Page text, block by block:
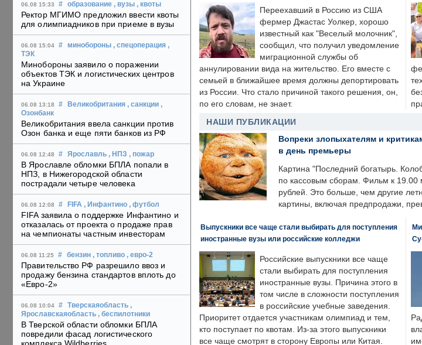
06.08 15:33 # образование , вузы , квоты
Ректор МГИМО предложил ввести квоты
для олимпиадников при приеме в вузы
06.08 15:04 # минобороны , спецоперация ,
ТЭК
Минобороны заявило о поражении
объектов ТЭК и логистических центров
на Украине
06.08 13:18 # Великобритания , санкции ,
Озонбанк
Великобритания ввела санкции против
Озон банка и еще пяти банков из РФ
06.08 12:48 # Ярославль , НПЗ , пожар
В Ярославле обломки БПЛА попали в
НПЗ, в Нижегородской области
пострадали четыре человека
06.08 12:08 # FIFA , Инфантино , футбол
FIFA заявила о поддержке Инфантино и
отказалась от проекта о продаже прав
на чемпионаты частным инвесторам
06.08 11:25 # бензин , топливо , евро-2
Правительство РФ разрешило ввоз и
продажу бензина стандартов вплоть до
«Евро-2»
06.08 10:04 # Тверскаяобласть ,
Ярославскаяобласть , беспилотники
В Тверской области обломки БПЛА
повредили фасад логистического
Переехавший в Россию из США
фермер Джастас Уолкер, хорошо
известный как "Веселый молочник",
сообщил, что получил уведомление
миграционной службы об
аннулировании вида на жительство. Его вместе с
семьей в ближайшее время должны депортировать
из России. Что стало причиной такого решения, он,
по его словам, не знает.
НАШИ ПУБЛИКАЦИИ
Вопреки злопыхателям и
в день премьеры
Картина "Последний богатырь.
по кассовым сборам. Фильм к 19.00
рублей. Это больше, чем другие
картины, включая предпродажи,
Выпускники все чаще стали выбирать для поступления
иностранные вузы или российские колледжи
Российские выпускники все чаще
стали выбирать для поступления
иностранные вузы. Причина этого в
том числе в сложности поступления
в российские учебные заведения.
Приоритет отдается участникам олимпиад и тем,
кто поступает по квотам. Из-за этого выпускники
все чаще смотрят в сторону Европы или Китая.